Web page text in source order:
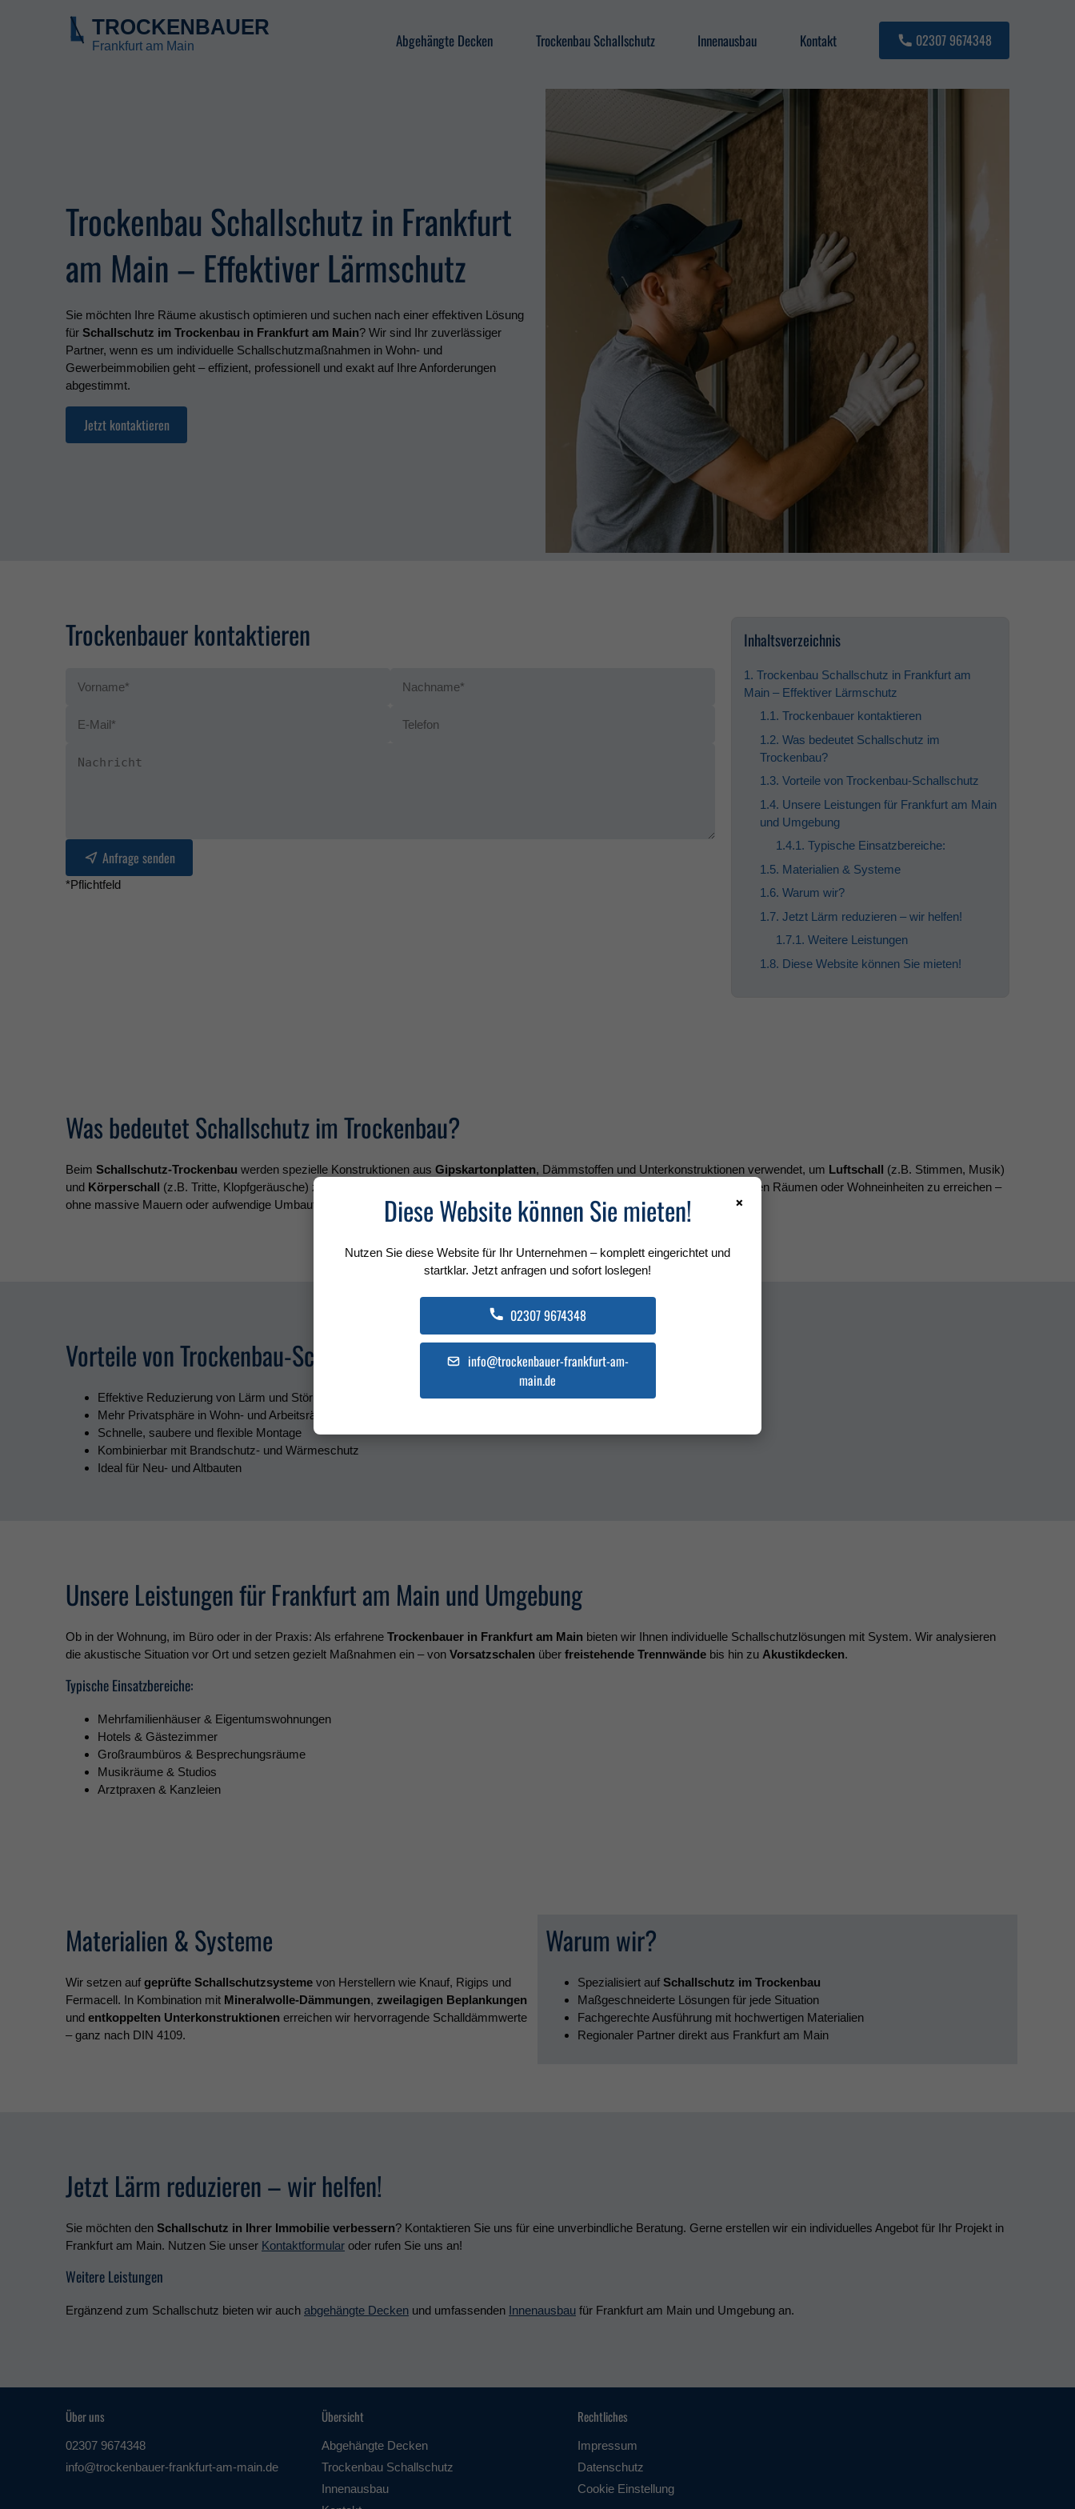
Abgehängte Decken Trockenbau Schallschutz Innenausbau Kontakt 02307 9674348
Trockenbau Schallschutz in Frankfurt
am Main – Effektiver Lärmschutz
Sie möchten Ihre Räume akustisch optimieren und suchen nach einer effektiven Lösung
für Schallschutz im Trockenbau in Frankfurt am Main? Wir sind Ihr zuverlässiger
Partner, wenn es um individuelle Schallschutzmaßnahmen in Wohn- und
Gewerbeimmobilien geht – effizient, professionell und exakt auf Ihre Anforderungen
abgestimmt.
Jetzt kontaktieren
Trockenbauer kontaktieren
Anfrage senden
*Pflichtfeld
Inhaltsverzeichnis
1. Trockenbau Schallschutz in Frankfurt am
Main – Effektiver Lärmschutz
1.1. Trockenbauer kontaktieren
1.2. Was bedeutet Schallschutz im
Trockenbau?
1.3. Vorteile von Trockenbau-Schallschutz
1.4. Unsere Leistungen für Frankfurt am Main
und Umgebung
1.4.1. Typische Einsatzbereiche:
1.5. Materialien & Systeme
1.6. Warum wir?
1.7. Jetzt Lärm reduzieren – wir helfen!
1.7.1. Weitere Leistungen
1.8. Diese Website können Sie mieten!
Was bedeutet Schallschutz im Trockenbau?
Beim Schallschutz-Trockenbau werden spezielle Konstruktionen aus Gipskartonplatten, Dämmstoffen und Unterkonstruktionen verwendet, um Luftschall (z.B. Stimmen, Musik)
und Körperschall (z.B. Tritte, Klopfgeräusche) zu minimieren. Ziel ist es, eine
zwischen Räumen oder Wohneinheiten zu erreichen –
ohne massive Mauern oder aufwendige Umbauten.
Vorteile von Trockenbau-Schallschutz
Effektive Reduzierung von Lärm und Störungen
Mehr Privatsphäre in Wohn- und Arbeitsräumen
Schnelle, saubere und flexible Montage
Kombinierbar mit Brandschutz- und Wärmeschutz
Ideal für Neu- und Altbauten
Unsere Leistungen für Frankfurt am Main und Umgebung
Ob in der Wohnung, im Büro oder in der Praxis: Als erfahrene Trockenbauer in Frankfurt am Main bieten wir Ihnen individuelle Schallschutzlösungen mit System. Wir analysieren
die akustische Situation vor Ort und setzen gezielt Maßnahmen ein – von Vorsatzschalen über freistehende Trennwände bis hin zu Akustikdecken.
Typische Einsatzbereiche:
Mehrfamilienhäuser & Eigentumswohnungen
Hotels & Gästezimmer
Großraumbüros & Besprechungsräume
Musikräume & Studios
Arztpraxen & Kanzleien
Materialien & Systeme
Wir setzen auf geprüfte Schallschutzsysteme von Herstellern wie Knauf, Rigips und
Fermacell. In Kombination mit Mineralwolle-Dämmungen, zweilagigen Beplankungen
und entkoppelten Unterkonstruktionen erreichen wir hervorragende Schalldämmwerte
– ganz nach DIN 4109.
Warum wir?
Spezialisiert auf Schallschutz im Trockenbau
Maßgeschneiderte Lösungen für jede Situation
Fachgerechte Ausführung mit hochwertigen Materialien
Regionaler Partner direkt aus Frankfurt am Main
Jetzt Lärm reduzieren – wir helfen!
Sie möchten den Schallschutz in Ihrer Immobilie verbessern? Kontaktieren Sie uns für eine unverbindliche Beratung. Gerne erstellen wir ein individuelles Angebot für Ihr Projekt in
Frankfurt am Main. Nutzen Sie unser Kontaktformular oder rufen Sie uns an!
Weitere Leistungen
Ergänzend zum Schallschutz bieten wir auch abgehängte Decken und umfassenden Innenausbau für Frankfurt am Main und Umgebung an.
Über uns
02307 9674348
info@trockenbauer-frankfurt-am-main.de
Übersicht
Abgehängte Decken
Trockenbau Schallschutz
Innenausbau
Rechtliches
Impressum
Datenschutz
Cookie Einstellung
×
Diese Website können Sie mieten!
Nutzen Sie diese Website für Ihr Unternehmen – komplett eingerichtet und
startklar. Jetzt anfragen und sofort loslegen!
02307 9674348
info@trockenbauer-frankfurt-am-
main.de